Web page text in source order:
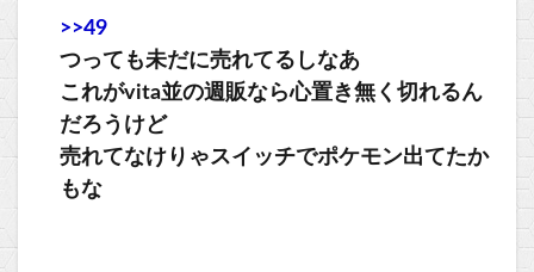
>>49
つっても未だに売れてるしなあ
これがvita並の週販なら心置き無く切れるん
だろうけど
売れてなけりゃスイッチでポケモン出てたか
もな